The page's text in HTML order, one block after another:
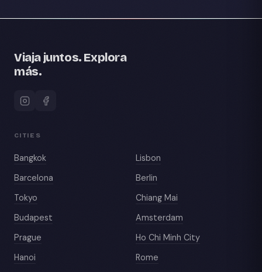
Viaja juntos. Explora
más.
CITIES
Bangkok
Lisbon
Barcelona
Berlin
Tokyo
Chiang Mai
Budapest
Amsterdam
Prague
Ho Chi Minh City
Hanoi
Rome